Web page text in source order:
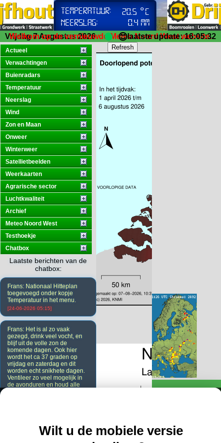
Vrijdag 7 Augustus 2026
Welkom op de vernieuwde Meteo Noord West website.
😊laatste update: 16:05:32
Actueel
Verwachtingen
Buienradars
Temperatuur
Neerslag
Wind
Zon en Maan
Onweer
Winterweer
Satellietbeelden
Weerkaarten
Agrarische sector
Luchtkwaliteit
Archief
Meteo Noord West
Testhoekje
Chatbox
Laatste berichten van de
chatbox:
Frans: Nationaal Hitteplan
toegevoegd onder kopje
Temperatuur in het menu.
[24-06-2026 05:15]
Frans: Het is al zo vaak
gezegd, drink veel vocht, en
blijf uit de volle zon de
komende dagen. Ook hier
wordt het ca 37 graden op
vrijdag en zaterdag en dit
worden echt snikhete dagen.
Ventileer zo veel mogelijk in
de avonduren en houd alle
Wilt u de mobiele versie